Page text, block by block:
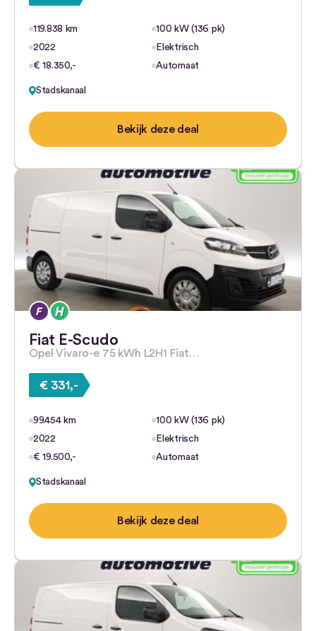
119.838 km
100 kW (136 pk)
2022
Elektrisch
€ 18.350,-
Automaat
Stadskanaal
Bekijk deze deal
Fiat E-Scudo
Opel Vivaro-e 75 kWh L2H1 Fiat…
€ 331,-
99.454 km
100 kW (136 pk)
2022
Elektrisch
€ 19.500,-
Automaat
Stadskanaal
Bekijk deze deal